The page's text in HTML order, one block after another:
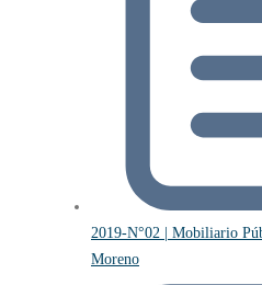
2019-N°02 | Mobiliario
Moreno